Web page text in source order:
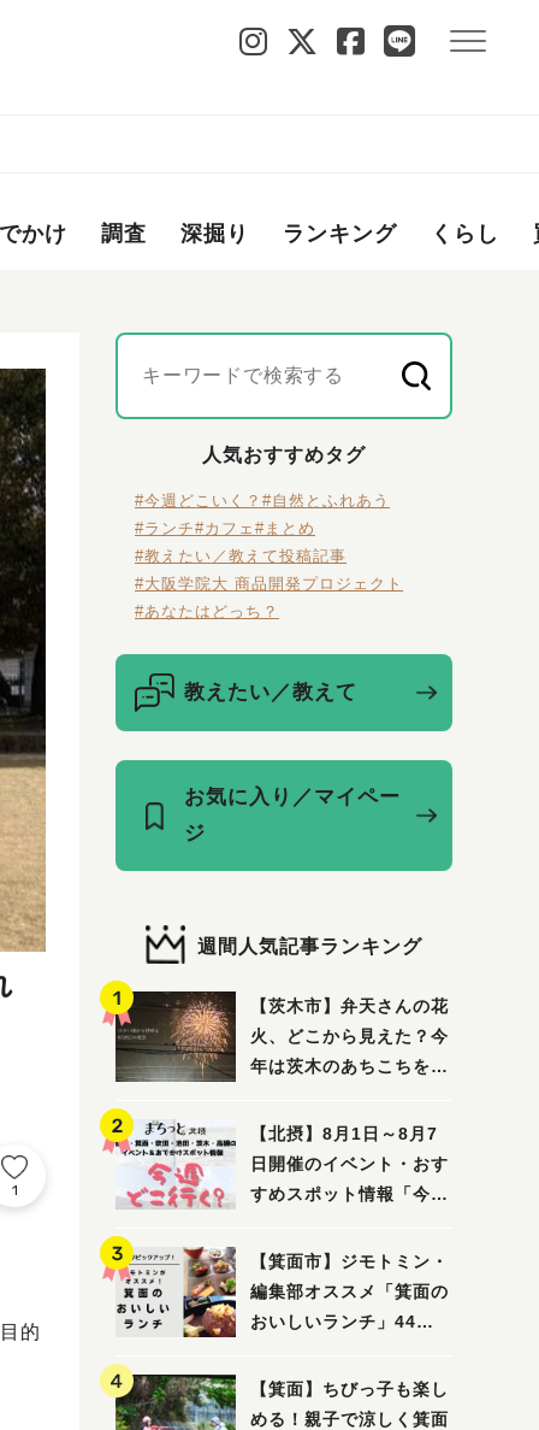
かけ 調査 深掘り ランキング くらし
1
的
人気おすすめタグ
#今週どこいく？ #自然とふれあう
#ランチ#カフェ #まとめ
#教えたい／教えて投稿記事
#大阪学院大 商品開発プロジェクト
#あなたはどっち？
教えたい／教えて
お気に入り／マイペー
ジ
週間人気記事ランキング
【茨木市】弁天さんの花
火、どこから見えた？今
年は茨木のあちこちを巡
【北摂】8月1日～8月7
日開催のイベント・おす
すめスポット情報「今週
面・吹田・池田・茨木・
高槻）
【箕面市】ジモトミン・
編集部オススメ「箕面の
おいしいランチ」44
から穴場まで！〜
【箕面】ちびっ子も楽し
める！親子で涼しく箕面